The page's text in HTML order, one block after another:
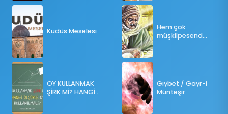
Kudüs Meselesi
OY KULLANMAK
ŞİRK Mİ? HANGİ
Hem çok
müşkilpesend
Gıybet / Gayr-i
Münteşir